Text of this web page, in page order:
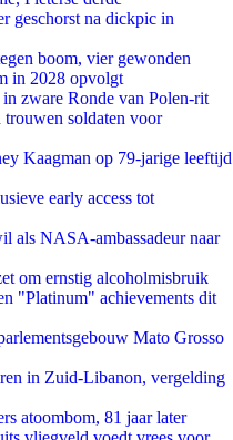
geschorst na dickpic in
boom, vier gewonden
in 2028 opvolgt
zware Ronde van Polen-rit
soldaten voor
Kaagman op 79-jarige leeftijd
early access tot
als NASA-ambassadeur naar
om ernstig alcoholmisbruik
"Platinum" achievements dit
Mato Grosso
in Zuid-Libanon, vergelding
atoombom, 81 jaar later